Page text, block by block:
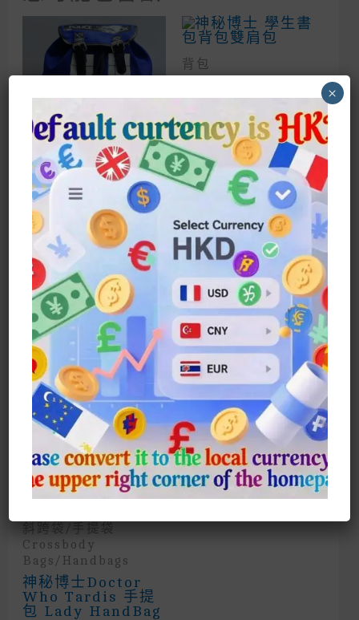
背包
Doctor Who 神秘
博士T娘tardis 警
察亭Poilice Box
手袋
89.00
Buy Now
背包
背包雙肩包
$112.00
Buy Now
斜跨袋/手提袋
Crossbody
Bags/Handbags
神秘博士Doctor
Who Tardis 手提
包 Lady HandBag
×